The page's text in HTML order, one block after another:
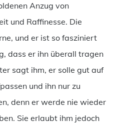
Anzug von
und Raffinesse. Die
und er ist so fasziniert
dass er ihn überall tragen
sagt ihm, er solle gut auf
und ihn nur zu
denn er werde nie wieder
Sie erlaubt ihm jedoch